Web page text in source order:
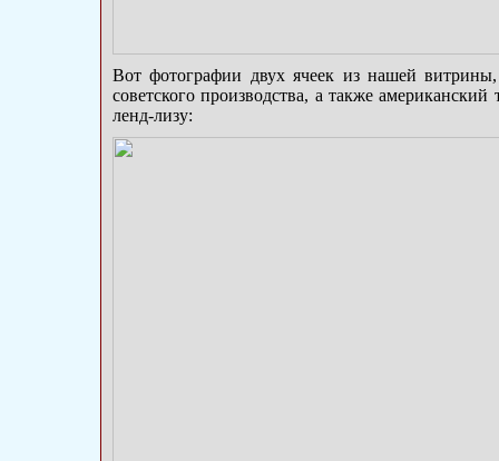
Вот фотографии двух ячеек из нашей
советского производства, а также
ленд-лизу: